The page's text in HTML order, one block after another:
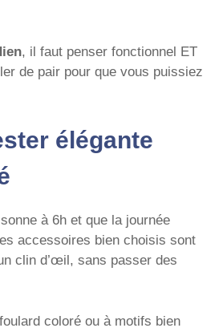
, il faut penser fonctionnel ET
de pair pour que vous puissiez
élégante
à 6h et que la journée
accessoires bien choisis sont
clin d’œil, sans passer des
coloré ou à motifs bien